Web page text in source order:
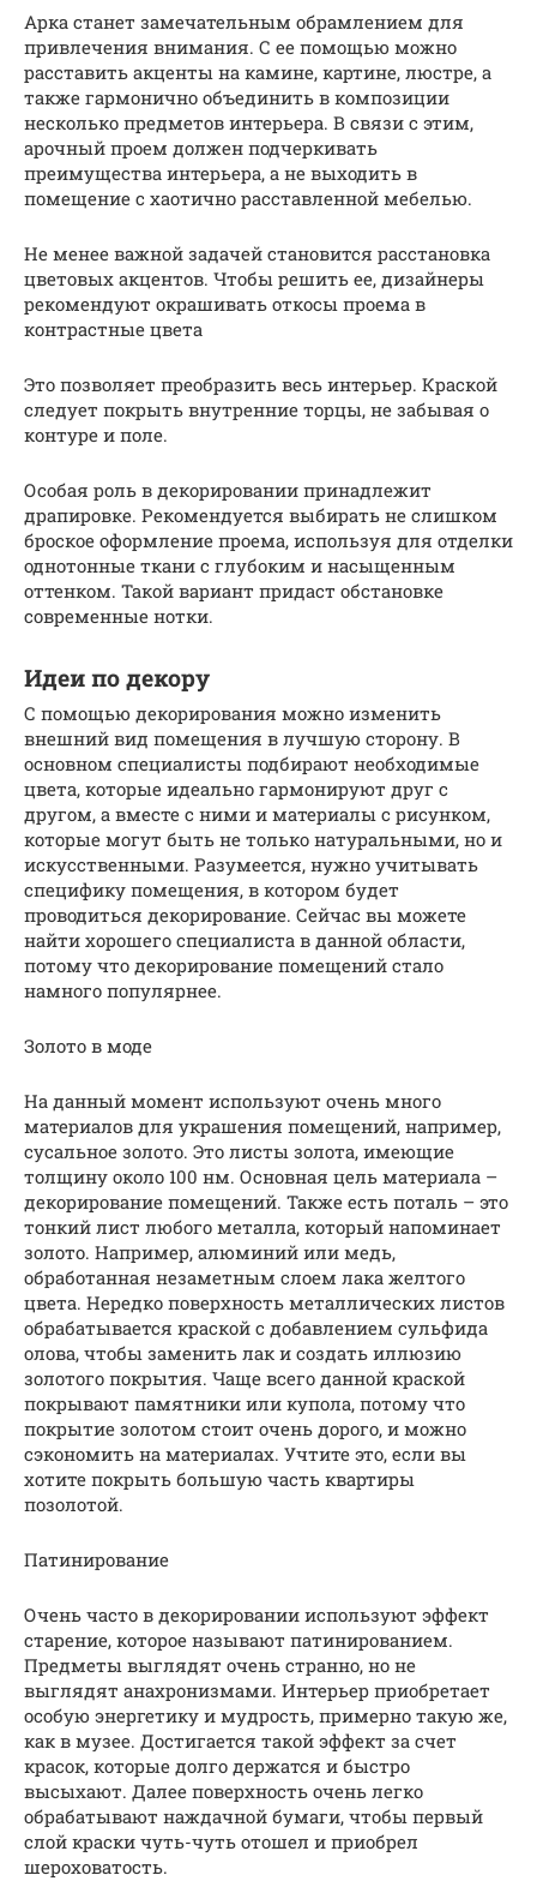
Арка станет замечательным обрамлением для
привлечения внимания. С ее помощью можно
расставить акценты на камине, картине, люстре, а
также гармонично объединить в композиции
несколько предметов интерьера. В связи с этим,
арочный проем должен подчеркивать
преимущества интерьера, а не выходить в
помещение с хаотично расставленной мебелью.
Не менее важной задачей становится расстановка
цветовых акцентов. Чтобы решить ее, дизайнеры
рекомендуют окрашивать откосы проема в
контрастные цвета
Это позволяет преобразить весь интерьер. Краской
следует покрыть внутренние торцы, не забывая о
контуре и поле.
Особая роль в декорировании принадлежит
драпировке. Рекомендуется выбирать не слишком
броское оформление проема, используя для отделки
однотонные ткани с глубоким и насыщенным
оттенком. Такой вариант придаст обстановке
современные нотки.
Идеи по декору
С помощью декорирования можно изменить
внешний вид помещения в лучшую сторону. В
основном специалисты подбирают необходимые
цвета, которые идеально гармонируют друг с
другом, а вместе с ними и материалы с рисунком,
которые могут быть не только натуральными, но и
искусственными. Разумеется, нужно учитывать
специфику помещения, в котором будет
проводиться декорирование. Сейчас вы можете
найти хорошего специалиста в данной области,
потому что декорирование помещений стало
намного популярнее.
Золото в моде
На данный момент используют очень много
материалов для украшения помещений, например,
сусальное золото. Это листы золота, имеющие
толщину около 100 нм. Основная цель материала –
декорирование помещений. Также есть поталь – это
тонкий лист любого металла, который напоминает
золото. Например, алюминий или медь,
обработанная незаметным слоем лака желтого
цвета. Нередко поверхность металлических листов
обрабатывается краской с добавлением сульфида
олова, чтобы заменить лак и создать иллюзию
золотого покрытия. Чаще всего данной краской
покрывают памятники или купола, потому что
покрытие золотом стоит очень дорого, и можно
сэкономить на материалах. Учтите это, если вы
хотите покрыть большую часть квартиры
позолотой.
Патинирование
Очень часто в декорировании используют эффект
старение, которое называют патинированием.
Предметы выглядят очень странно, но не
выглядят анахронизмами. Интерьер приобретает
особую энергетику и мудрость, примерно такую же,
как в музее. Достигается такой эффект за счет
красок, которые долго держатся и быстро
высыхают. Далее поверхность очень легко
обрабатывают наждачной бумаги, чтобы первый
слой краски чуть-чуть отошел и приобрел
шероховатость.